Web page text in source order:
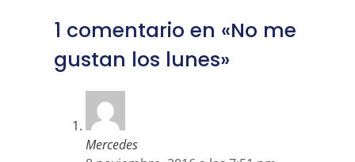
1 comentario en «No me
gustan los lunes»
Mercedes